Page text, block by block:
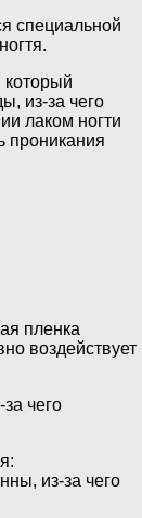
специальной
который
из-за чего
лаком ногти
проникания
пленка
воздействует
чего
из-за чего